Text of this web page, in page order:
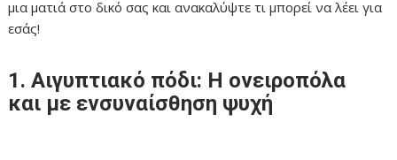
μια ματιά στο δικό σας και ανακαλύψτε τι μπορεί να λέει για
εσάς!
1. Αιγυπτιακό πόδι: Η ονειροπόλα
και με ενσυναίσθηση ψυχή